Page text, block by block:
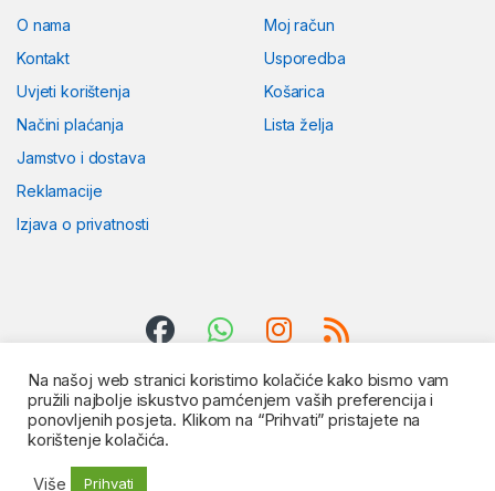
O nama
Kontakt
Uvjeti korištenja
Načini plaćanja
Jamstvo i dostava
Reklamacije
Izjava o privatnosti
Moj račun
Usporedba
Košarica
Lista želja
Na našoj web stranici koristimo kolačiće kako bismo vam
pružili najbolje iskustvo pamćenjem vaših preferencija i
ponovljenih posjeta. Klikom na “Prihvati” pristajete na
korištenje kolačića.
Više Prihvati